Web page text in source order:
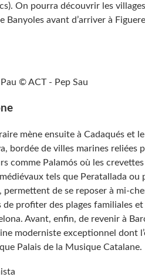
On pourra découvrir les
Banyoles avant d’arriver à
© ACT - Pep Sau
mène ensuite à Cadaqués et le
bordée de villes marines reliées
comme Palamós où les
tels que Peratallada ou
permettent de se reposer à mi-
profiter des plages familiales et
Avant, enfin, de revenir à
moderniste exceptionnel dont
Palais de la Musique Catalane.